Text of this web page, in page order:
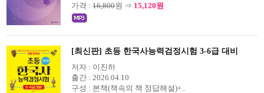
가격 : 16,800원 ⇒ 15,120원
[최신판] 초등 한국사능력검정시험 3-6급 대비
저자 : 이진하
출간 : 2026.04.10
구성 : 본책(책속의 책 정답해설)+..